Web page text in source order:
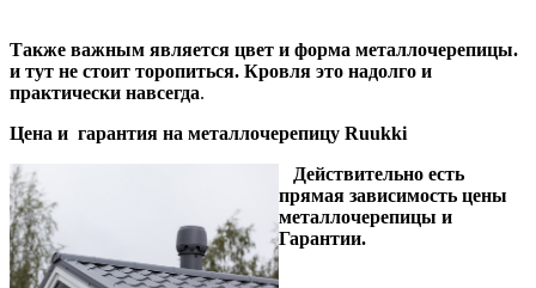
Также важным является цвет и форма металлочерепицы.
и тут не стоит торопиться. Кровля это надолго и
практически навсегда.
Цена и гарантия на металлочерепицу Ruukki
Действительно есть
прямая зависимость цены
металлочерепицы и
Гарантии.